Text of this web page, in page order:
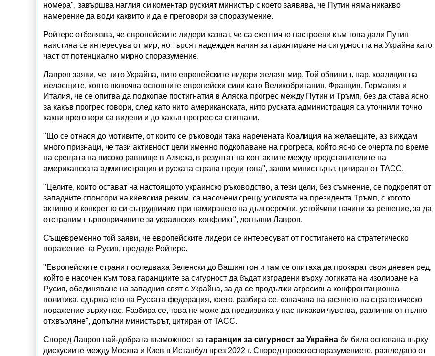
номера", завършва наглия си коментар руският министър с което заявява, че Путин няма никакво
намерение да води каквито и да е преговори за споразумение.
Ройтерс отбелязва, че европейските лидери казват, че са скептично настроени към това дали Путин
наистина се интересува от мир, но търсят надежден начин за гарантиране на сигурността на Украйна като
част от потенциално мирно споразумение.
Лавров заяви, че нито Украйна, нито европейските лидери желаят мир. Той обвини т. нар. коалиция на
желаещите, която включва основните европейски сили като Великобритания, Франция, Германия и
Италия, че се опитва да подкопае постигнатия в Аляска прогрес между Путин и Тръмп, без да става ясно
за какъв прогрес говори, след като нито американската, нито руската администрация са уточнили точно
какви преговори са видени и до какъв прогрес са стигнали.
"Що се отнася до мотивите, от които се ръководи така наречената Коалиция на желаещите, аз виждам
много признаци, че тази активност цели именно подкопаване на прогреса, който ясно се очерта по време
на срещата на високо равнище в Аляска, в резултат на контактите между представителите на
американската администрация и руската страна преди това", заяви министърът, цитиран от ТАСС.
"Целите, които остават на настоящото украинско ръководство, а тези цели, без съмнение, се подкрепят от
западните спонсори на киевския режим, са насочени срещу усилията на президента Тръмп, с когото
активно и конкретно си сътрудничим при намирането на дългосрочни, устойчиви начини за решение, за да
отстраним първопричините за украинския конфликт", допълни Лавров.
Същевременно той заяви, че европейските лидери се интересуват от постигането на стратегическо
поражение на Русия, предаде Ройтерс.
"Европейските страни последваха Зеленски до Вашингтон и там се опитаха да прокарат своя дневен ред,
който е насочен към това гаранциите за сигурност да бъдат изградени върху логиката на изолиране на
Русия, обединяване на западния свят с Украйна, за да се продължи агресивна конфронтационна
политика, сдържането на Руската федерация, което, разбира се, означава нанасянето на стратегическо
поражение върху нас. Разбира се, това не може да предизвика у нас никакви чувства, различни от пълно
отхвърляне", допълни министърът, цитиран от ТАСС.
Според Лавров най-добрата възможност за гаранции за сигурност за Украйна би била основана върху
дискусиите между Москва и Киев в Истанбул през 2022 г. Според проектоспоразумението, разгледано от